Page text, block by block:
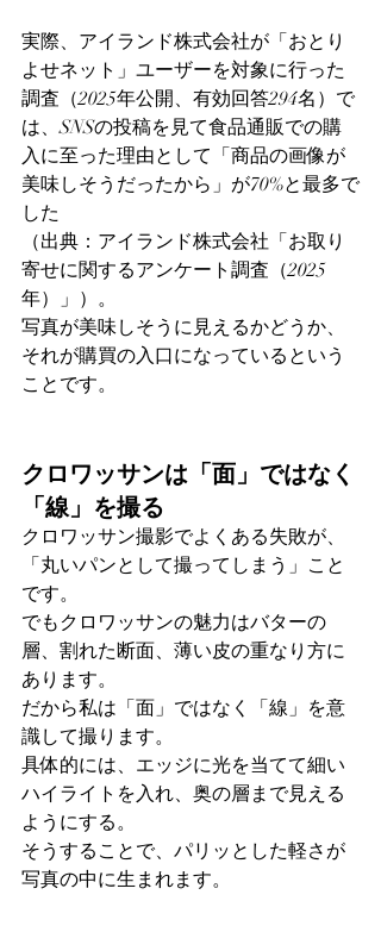
実際、アイランド株式会社が「おとり
よせネット」ユーザーを対象に行った
調査（2025年公開、有効回答294名）で
は、SNSの投稿を見て食品通販での購
入に至った理由として「商品の画像が
美味しそうだったから」が70%と最多で
した
（出典：アイランド株式会社「お取り
寄せに関するアンケート調査（2025
年）」）。
写真が美味しそうに見えるかどうか、
それが購買の入口になっているという
ことです。
クロワッサンは「面」ではなく
「線」を撮る
クロワッサン撮影でよくある失敗が、
「丸いパンとして撮ってしまう」こと
です。
でもクロワッサンの魅力はバターの
層、割れた断面、薄い皮の重なり方に
あります。
だから私は「面」ではなく「線」を意
識して撮ります。
具体的には、エッジに光を当てて細い
ハイライトを入れ、奥の層まで見える
ようにする。
そうすることで、パリッとした軽さが
写真の中に生まれます。